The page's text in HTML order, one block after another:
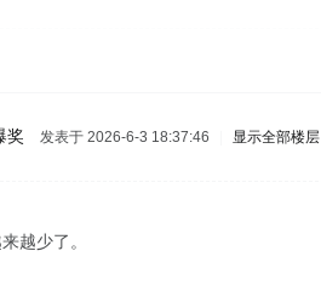
奖 发表于 2026-6-3 18:37:46 显示全部楼层
越少了。